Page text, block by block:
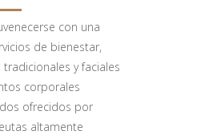
con una
de bienestar,
y faciales
corporales
ofrecidos por
altamente